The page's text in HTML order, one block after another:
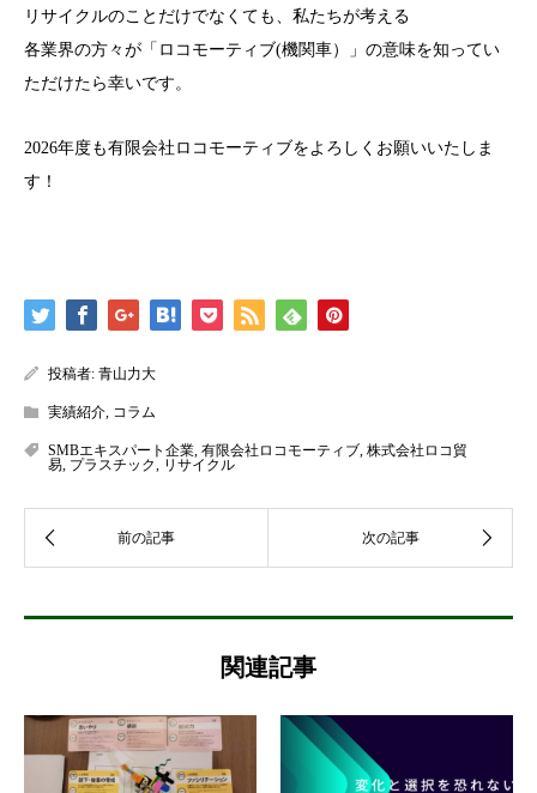
リサイクルのことだけでなくても、私たちが考える
各業界の方々が「ロコモーティブ(機関車）」の意味を知ってい
ただけたら幸いです。
2026年度も有限会社ロコモーティブをよろしくお願いいたしま
す！
投稿者: 青山力大
実績紹介, コラム
SMBエキスパート企業, 有限会社ロコモーティブ, 株式会社ロコ貿
易, プラスチック, リサイクル
関連記事